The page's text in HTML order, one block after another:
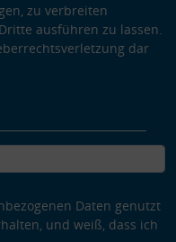
zu verbreiten
ausführen zu lassen.
dar
Daten genutzt
und weiß, dass ich